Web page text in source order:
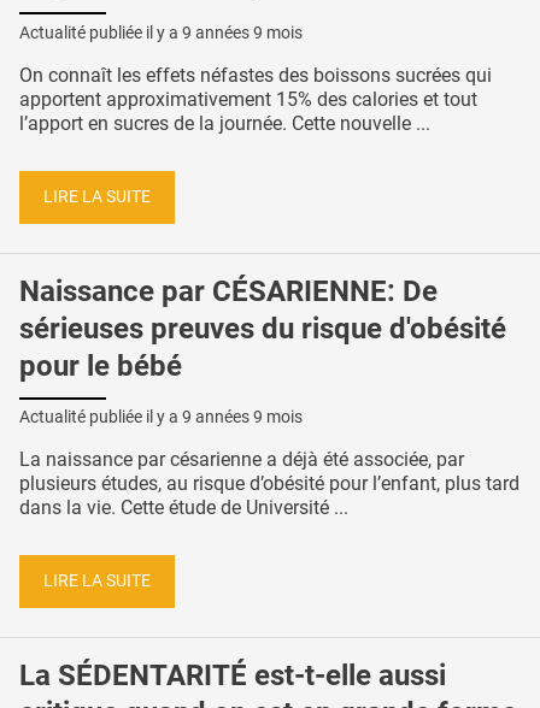
Actualité publiée il y a 9 années 9 mois
On connaît les effets néfastes des boissons sucrées qui
apportent approximativement 15% des calories et tout
l’apport en sucres de la journée. Cette nouvelle ...
LIRE LA SUITE
Naissance par CÉSARIENNE: De
sérieuses preuves du risque d'obésité
pour le bébé
Actualité publiée il y a 9 années 9 mois
La naissance par césarienne a déjà été associée, par
plusieurs études, au risque d’obésité pour l’enfant, plus tard
dans la vie. Cette étude de Université ...
LIRE LA SUITE
La SÉDENTARITÉ est-t-elle aussi